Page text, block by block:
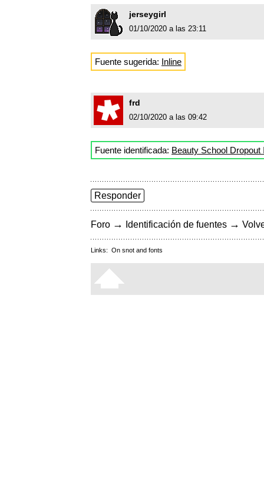
jerseygirl
01/10/2020 a las 23:11
Fuente sugerida: Inline
frd
02/10/2020 a las 09:42
Fuente identificada: Beauty School Dropout
Responder
Foro → Identificación de fuentes →
Links: On snot and fonts